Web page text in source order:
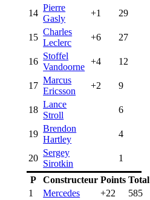
14
Pierre
Gasly
+1 29
15
Charles
Leclerc
+6 27
16
Stoffel
Vandoorne
+4 12
17
Marcus
Ericsson
+2 9
18
Lance
Stroll
6
19
Brendon
Hartley
4
20
Sergey
Sirotkin
1
P Constructeur Points Total
1
Mercedes +22
585